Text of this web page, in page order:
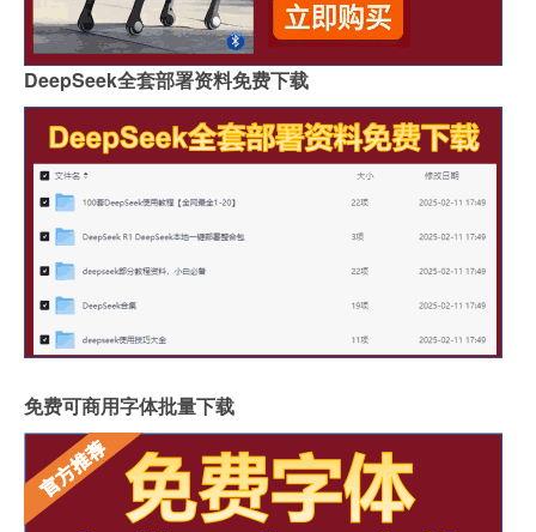
DeepSeek全套部署资料免费下载
免费可商用字体批量下载